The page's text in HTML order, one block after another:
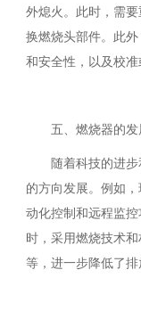
外熄火。此时，需
换燃烧头部件。此
和安全性，以及校准
五、燃烧器的
随着科技的进
的方向发展。例如
动化控制和远程监
时，采用燃烧技术
等，进一步降低了排